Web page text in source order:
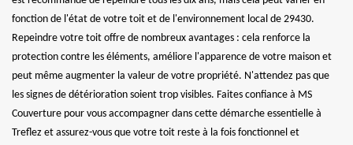
fonction de l'état de votre toit et de l'environnement local de 29430.
Repeindre votre toit offre de nombreux avantages : cela renforce la
protection contre les éléments, améliore l'apparence de votre maison et
peut même augmenter la valeur de votre propriété. N'attendez pas que
les signes de détérioration soient trop visibles. Faites confiance à MS
Couverture pour vous accompagner dans cette démarche essentielle à
Treflez et assurez-vous que votre toit reste à la fois fonctionnel et